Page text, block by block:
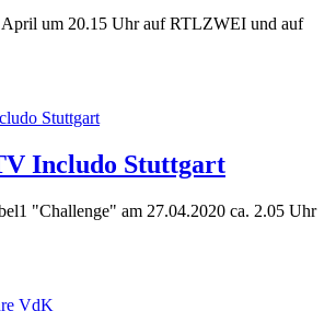
April um 20.15 Uhr auf RTLZWEI und auf
Includo Stuttgart
"Challenge" am 27.04.2020 ca. 2.05 Uhr